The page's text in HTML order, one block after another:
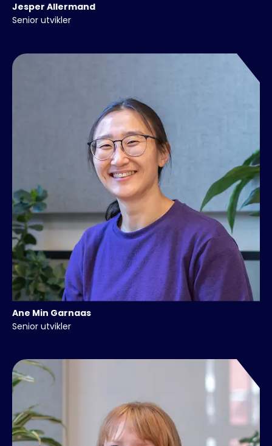
Jesper Allermand
Senior utvikler
Ane Min Garnaas
Senior utvikler